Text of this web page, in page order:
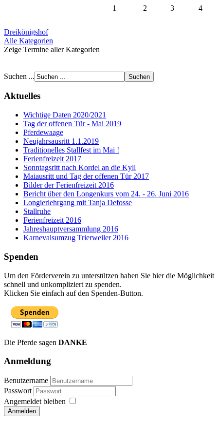
1
2 3 4
Dreikönigshof
Alle Kategorien
Zeige Termine aller Kategorien
Suchen ...
Aktuelles
Wichtige Daten 2020/2021
Tag der offenen Tür - Mai 2019
Pferdewaage
Neujahrsausritt 1.1.2019
Traditionelles Stallfest im Mai !
Ferienfreizeit 2017
Sonntagsritt nach Kordel an die Kyll
Maiausritt und Tag der offenen Tür 2017
Bilder der Ferienfreizeit 2016
Bericht über den Longenkurs vom 24. - 26. Juni 2016
Longierlehrgang mit Tanja Defosse
Stallruhe
Ferienfreizeit 2016
Jahreshauptversammlung 2016
Karnevalsumzug Trierweiler 2016
Spenden
Um den Förderverein zu unterstützen haben Sie hier die Möglichkeit
schnell und unkompliziert zu spenden.
Klicken Sie einfach auf den Spenden-Button.
Die Pferde sagen DANKE
Anmeldung
Benutzername
Passwort
Angemeldet bleiben
Anmelden